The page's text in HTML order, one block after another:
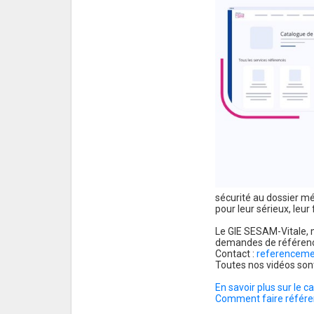
sécurité au dossier
pour leur sérieux, leur
Le GIE SESAM-
demandes de
Contact :
Toutes nos vidéos
En savoir plus sur le
Comment faire